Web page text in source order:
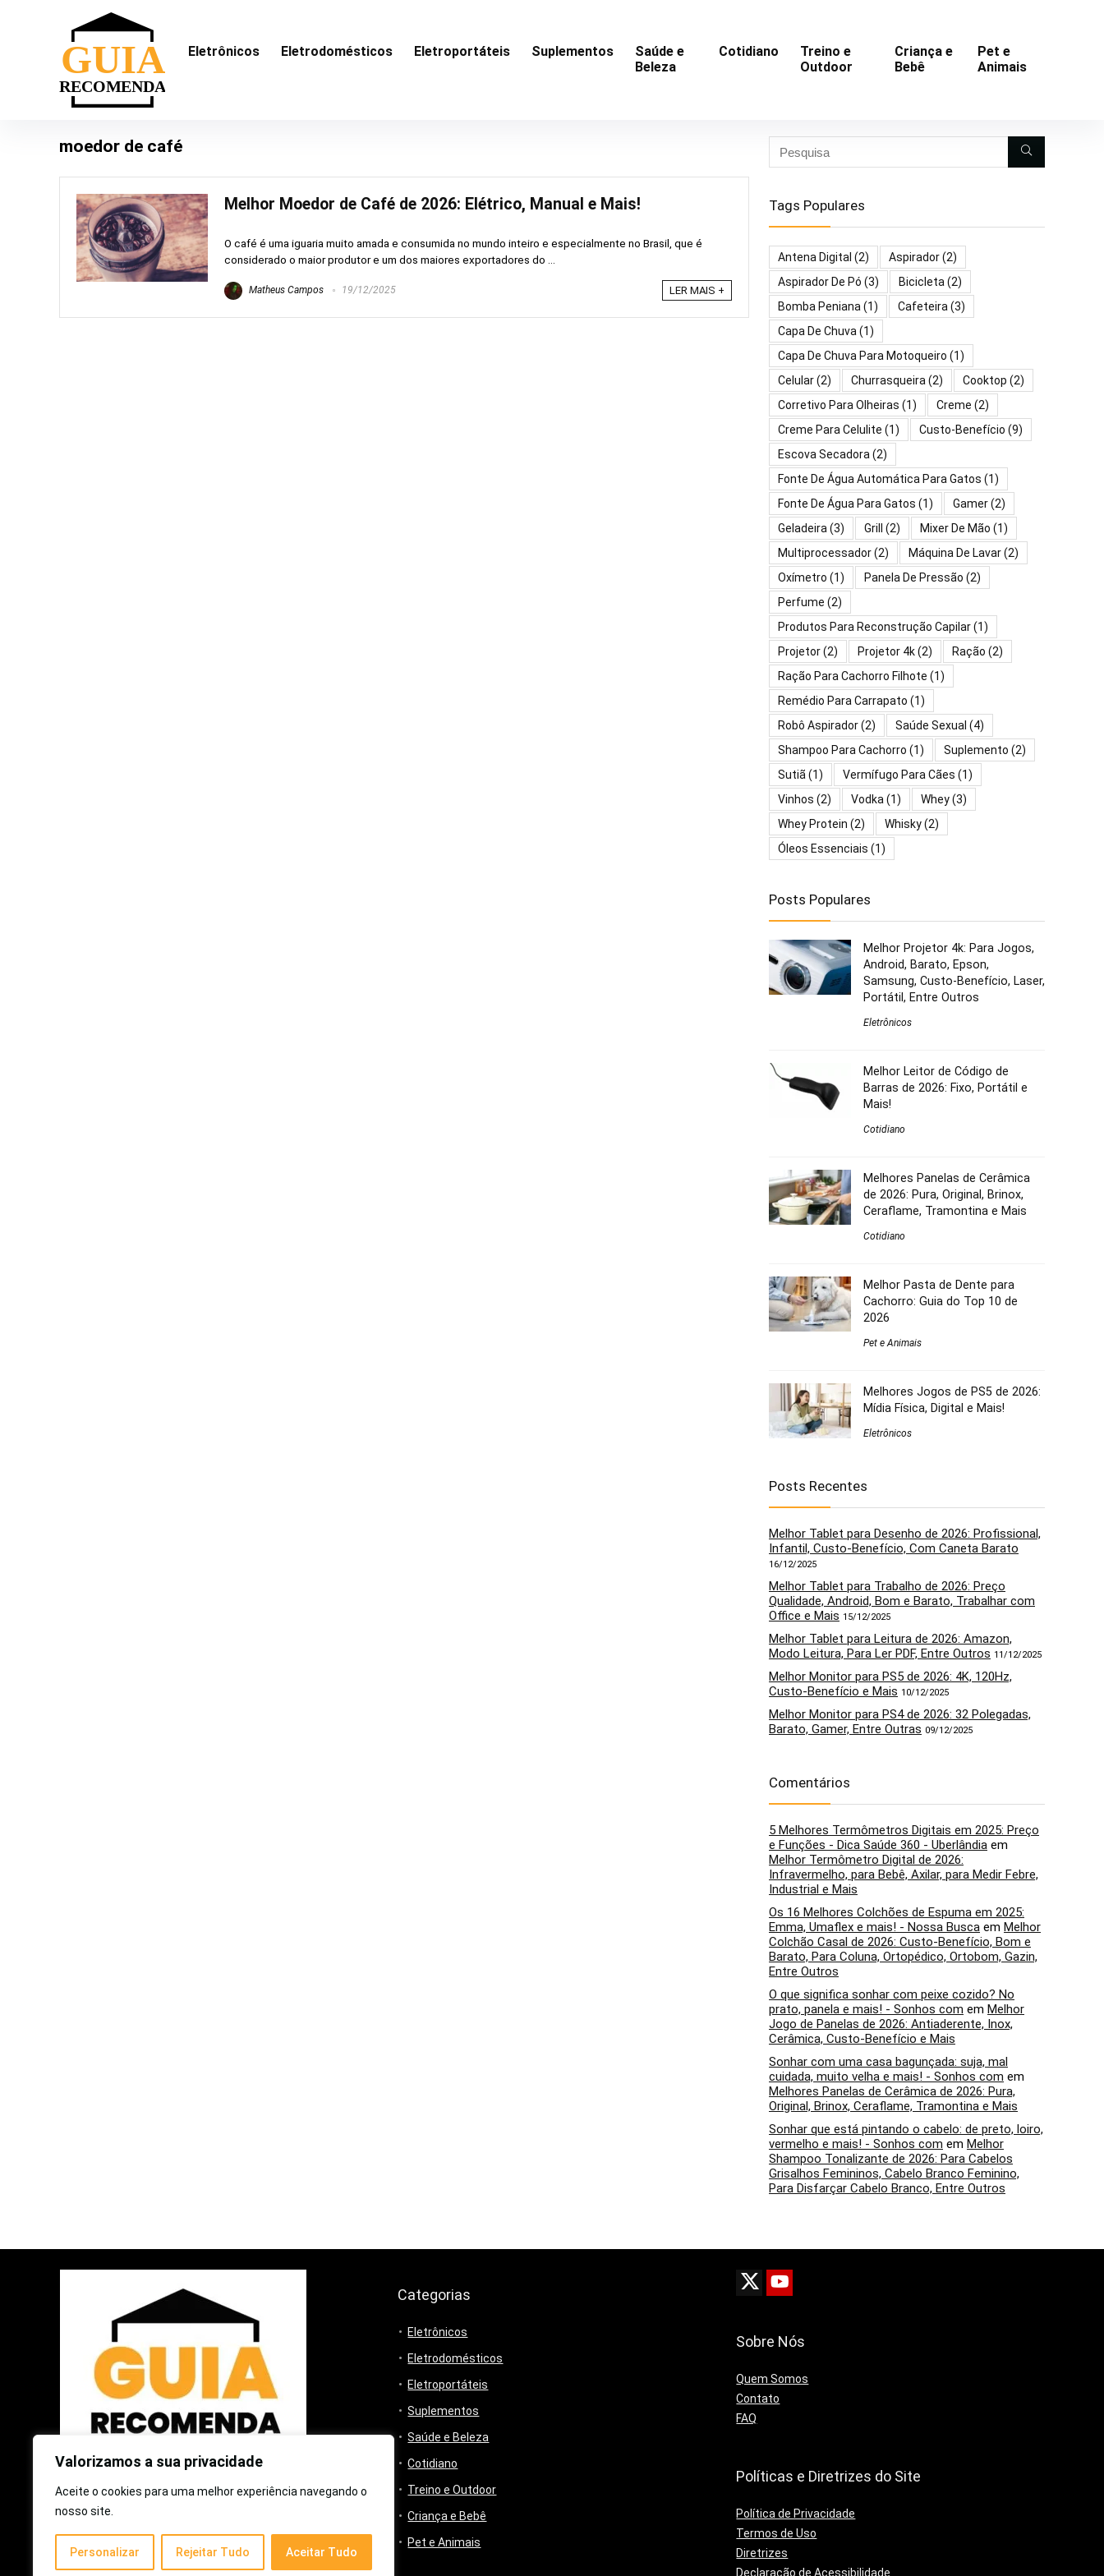
Valorizamos a sua privacidade
Aceite o cookies para uma melhor experiência navegando o
nosso site.
Personalizar Rejeitar Tudo Aceitar Tudo
Eletrônicos Eletrodomésticos Eletroportáteis Suplementos
Saúde e
Beleza
Cotidiano
Treino e
Outdoor
Criança e
Bebê
Pet e
Animais
moedor de café
Melhor Moedor de Café de 2026: Elétrico, Manual e Mais!
O café é uma iguaria muito amada e consumida no mundo inteiro e especialmente no Brasil, que é
considerado o maior produtor e um dos maiores exportadores do ...
Matheus Campos 19/12/2025 LER MAIS +
Tags Populares
Antena Digital (2) Aspirador(2)
Aspirador De Pó (3) Bicicleta (2)
Bomba Peniana (1) Cafeteira (3)
Capa De Chuva (1)
Capa De Chuva Para Motoqueiro (1)
Celular(2) Churrasqueira (2) Cooktop (2)
Corretivo Para Olheiras (1) Creme (2)
Creme Para Celulite (1) Custo-Benefício (9)
Escova Secadora (2)
Fonte De Água Automática Para Gatos (1)
Fonte De Água Para Gatos (1) Gamer(2)
Geladeira (3) Grill (2) Mixer De Mão (1)
Multiprocessador(2) Máquina De Lavar(2)
Oxímetro (1) Panela De Pressão (2)
Perfume (2)
Produtos Para Reconstrução Capilar(1)
Projetor(2) Projetor 4k(2) Ração (2)
Ração Para Cachorro Filhote (1)
Remédio Para Carrapato (1)
Robô Aspirador(2) Saúde Sexual (4)
Shampoo Para Cachorro (1) Suplemento (2)
Sutiã (1) Vermífugo Para Cães (1)
Vinhos (2) Vodka (1) Whey(3)
Whey Protein (2) Whisky(2)
Óleos Essenciais (1)
Posts Populares
Melhor Projetor 4k: Para Jogos,
Android, Barato, Epson,
Samsung, Custo-Benefício, Laser,
Portátil, Entre Outros
Eletrônicos
Melhor Leitor de Código de
Barras de 2026: Fixo, Portátil e
Mais!
Cotidiano
Melhores Panelas de Cerâmica
de 2026: Pura, Original, Brinox,
Ceraflame, Tramontina e Mais
Cotidiano
Melhor Pasta de Dente para
Cachorro: Guia do Top 10 de
2026
Pet e Animais
Melhores Jogos de PS5 de 2026:
Mídia Física, Digital e Mais!
Eletrônicos
Posts Recentes
Melhor Tablet para Desenho de 2026: Profissional,
Infantil, Custo-Benefício, Com Caneta Barato
16/12/2025
Melhor Tablet para Trabalho de 2026: Preço
Qualidade, Android, Bom e Barato, Trabalhar com
Office e Mais 15/12/2025
Melhor Tablet para Leitura de 2026: Amazon,
Modo Leitura, Para Ler PDF, Entre Outros 11/12/2025
Melhor Monitor para PS5 de 2026: 4K, 120Hz,
Custo-Benefício e Mais 10/12/2025
Melhor Monitor para PS4 de 2026: 32 Polegadas,
Barato, Gamer, Entre Outras 09/12/2025
Comentários
5 Melhores Termômetros Digitais em 2025: Preço
e Funções - Dica Saúde 360 - Uberlândia em
Melhor Termômetro Digital de 2026:
Infravermelho, para Bebê, Axilar, para Medir Febre,
Industrial e Mais
Os 16 Melhores Colchões de Espuma em 2025:
Emma, Umaflex e mais! - Nossa Busca em Melhor
Colchão Casal de 2026: Custo-Benefício, Bom e
Barato, Para Coluna, Ortopédico, Ortobom, Gazin,
Entre Outros
O que significa sonhar com peixe cozido? No
prato, panela e mais! - Sonhos com em Melhor
Jogo de Panelas de 2026: Antiaderente, Inox,
Cerâmica, Custo-Benefício e Mais
Sonhar com uma casa bagunçada: suja, mal
cuidada, muito velha e mais! - Sonhos com em
Melhores Panelas de Cerâmica de 2026: Pura,
Original, Brinox, Ceraflame, Tramontina e Mais
Sonhar que está pintando o cabelo: de preto, loiro,
vermelho e mais! - Sonhos com em Melhor
Shampoo Tonalizante de 2026: Para Cabelos
Grisalhos Femininos, Cabelo Branco Feminino,
Para Disfarçar Cabelo Branco, Entre Outros
2025 © Guia Recomenda | Todos os Direitos Reservados
Programa de Afiliados Mercado Livre, somos remunerados
pelas compras qualificadas efetuadas.
Categorias
Eletrônicos
Eletrodomésticos
Eletroportáteis
Suplementos
Saúde e Beleza
Cotidiano
Treino e Outdoor
Criança e Bebê
Pet e Animais
Sobre Nós
Quem Somos
Contato
FAQ
Políticas e Diretrizes do Site
Política de Privacidade
Termos de Uso
Diretrizes
Declaração de Acessibilidade